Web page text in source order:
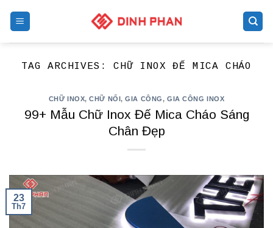
TAG ARCHIVES:CHỮ INOX ĐẾ MICA CHÁO
CHỮ INOX,CHỮ NỔI,GIA CÔNG, GIA CÔNG INOX
99+ Mẫu Chữ Inox Đế Mica Cháo Sáng
Chân Đẹp
23
Th7